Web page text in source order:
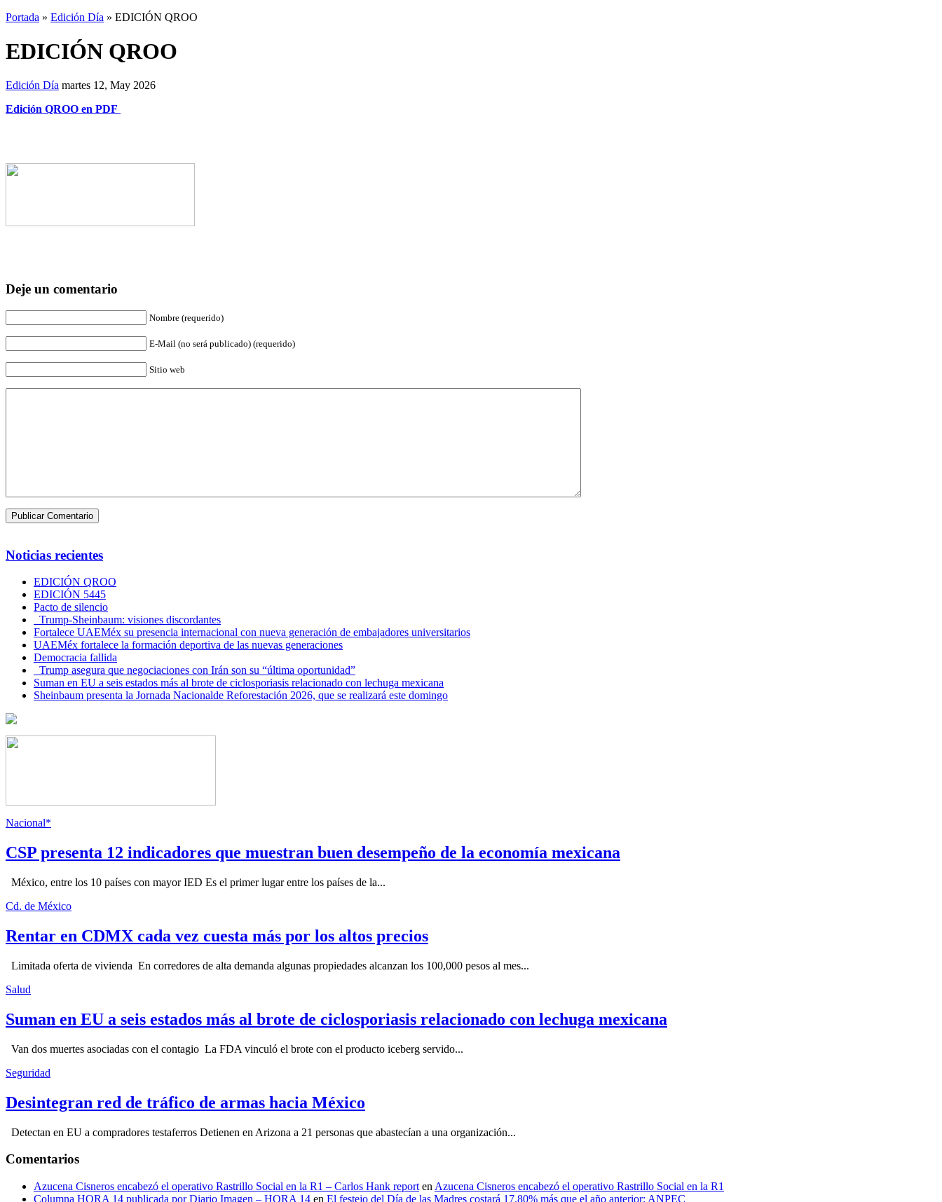
Portada » Edición Día » EDICIÓN QROO
EDICIÓN QROO
Edición Día martes 12, May 2026
Edición QROO en PDF
Deje un comentario
Nombre (requerido)
E-Mail (no será publicado) (requerido)
Sitio web
Noticias recientes
EDICIÓN QROO
EDICIÓN 5445
Pacto de silencio
Trump-Sheinbaum: visiones discordantes
Fortalece UAEMéx su presencia internacional con nueva generación de embajadores universitarios
UAEMéx fortalece la formación deportiva de las nuevas generaciones
Democracia fallida
Trump asegura que negociaciones con Irán son su “última oportunidad”
Suman en EU a seis estados más al brote de ciclosporiasis relacionado con lechuga mexicana
Sheinbaum presenta la Jornada Nacionalde Reforestación 2026, que se realizará este domingo
Nacional*
CSP presenta 12 indicadores que muestran buen desempeño de la economía mexicana
México, entre los 10 países con mayor IED Es el primer lugar entre los países de la...
Cd. de México
Rentar en CDMX cada vez cuesta más por los altos precios
Limitada oferta de vivienda En corredores de alta demanda algunas propiedades alcanzan los 100,000 pesos al mes...
Salud
Suman en EU a seis estados más al brote de ciclosporiasis relacionado con lechuga mexicana
Van dos muertes asociadas con el contagio La FDA vinculó el brote con el producto iceberg servido...
Seguridad
Desintegran red de tráfico de armas hacia México
Detectan en EU a compradores testaferros Detienen en Arizona a 21 personas que abastecían a una organización...
Comentarios
Azucena Cisneros encabezó el operativo Rastrillo Social en la R1 – Carlos Hank report en Azucena Cisneros encabezó el operativo Rastrillo Social en la R1
Columna HORA 14 publicada por Diario Imagen – HORA 14 en El festejo del Día de las Madres costará 17.80% más que el año anterior: ANPEC